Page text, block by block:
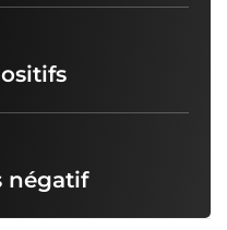
négatif